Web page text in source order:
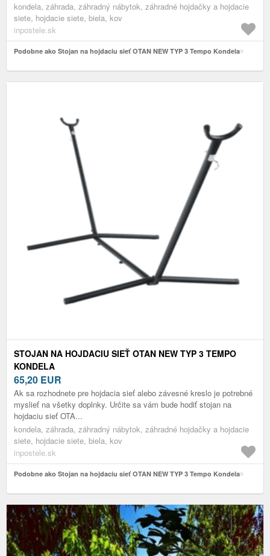
kondela, záhrada, záhradný nábytok, záhradné hojdačky a hojdacie
siete, hojdacie siete, biela, kov
inpostele.sk
Podobne ako Stojan na hojdaciu sieť OTAN NEW TYP 3 Tempo Kondela
STOJAN NA HOJDACIU SIEŤ OTAN NEW TYP 3 TEMPO
KONDELA
65,20 EUR
Ak sa rozhodnete pre hojdacia sieť alebo závesné kreslo je potrebné
myslieť na všetky doplnky. Určite sa vám bude hodiť stojan na
hojdaciu sieť OTA...
kondela, záhrada, záhradný nábytok, záhradné hojdačky a hojdacie
siete, hojdacie siete, biela, kov
inpostele.sk
Podobne ako Stojan na hojdaciu sieť OTAN NEW TYP 3 Tempo Kondela